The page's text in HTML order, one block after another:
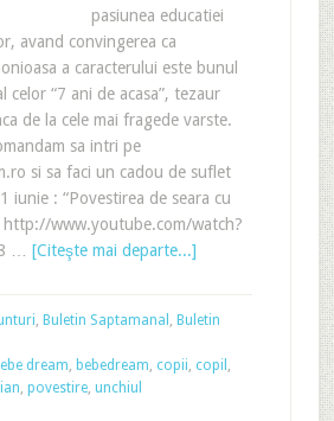
pasiunea educatiei
avand convingerea ca
a caracterului este bunul
celor “7 ani de acasa”, tezaur
de la cele mai fragede varste.
sa intri pe
si sa faci un cadou de suflet
iunie : “Povestirea de seara cu
http://www.youtube.com/watch?
… [Citeşte mai departe...]
, Buletin Saptamanal , Buletin
dream, bebedream, copii, copil ,
, povestire, unchiul